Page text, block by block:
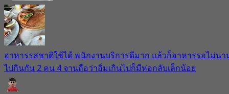
อาหารรสชาติใช้ได้ พนักงานบริการดีมาก แล้วก็อาหารรอไม่นา
ไปกินกัน 2 คน 4 จานถือว่าอิ่มเกินไปก็มีห่อกลับเล็กน้อย